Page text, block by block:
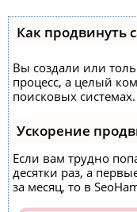
Как продвинуть
Вы создали или
процесс, а целый
поисковых системах.
Ускорение
Если вам трудно
десятки раз, а
за месяц, то в